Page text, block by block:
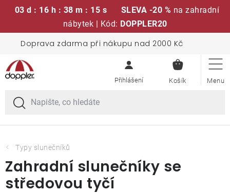
03 d : 16 h : 38 m : 14 s SLEVA -20 % na zahradní
nábytek | Kód: DOPPLER20
obsah
Doprava zdarma při nákupu nad 2000 Kč
KOŠÍK
Sedací soupravy
Slunečníky
Křesla a židle
Stoly
Typy slunečníků
Zahradní slunečníky se
středovou tyčí